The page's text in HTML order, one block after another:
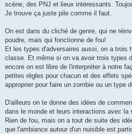
scène, des PNJ et lieux intéressants.
Je trouve ça juste pile comme il faut.
On est dans du cliché de genre, qui ne
poudre, mais qui fonctionne de fou!
Et les types d'adversaires aussi, on a trois
classe. Et même si on va avoir trois types
encore on est libre de l'interpréter à notre
petites règles pour chacun et des effets
approprier pour faire un zombie ou un type
D'ailleurs on te donne des idées de
dans le monde et leurs interactions avec
Rien de fou, mais on a tout de suite des
que l'ambiance autour d'un nuisible est